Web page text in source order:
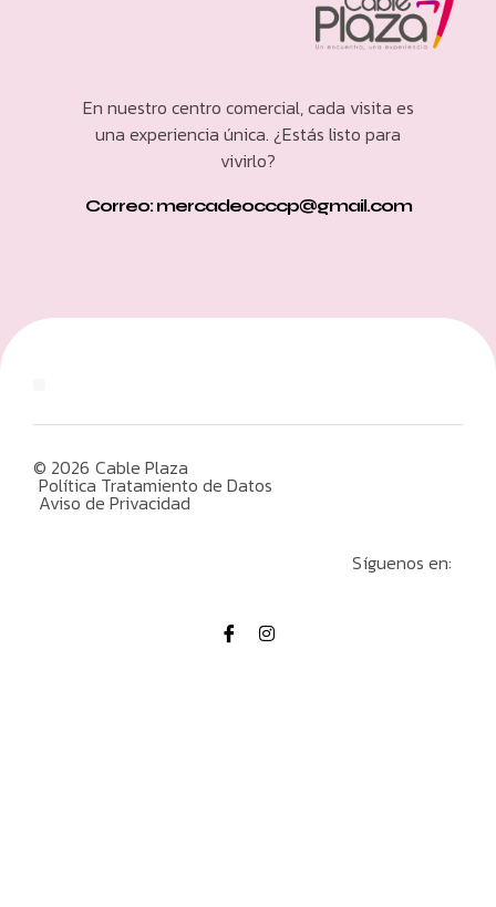
En nuestro centro comercial, cada visita es
una experiencia única. ¿Estás listo para
vivirlo?
Correo: mercadeocccp@gmail.com
© 2026 Cable Plaza
Política Tratamiento de Datos
Aviso de Privacidad
Síguenos en: